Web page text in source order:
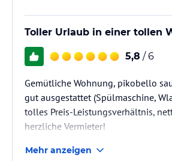
Toller Urlaub in einer tollen
5,8 / 6
Gemütliche Wohnung, pikobello
gut ausgestattet (Spülmaschine,
tolles Preis-Leistungsverhältnis,
herzliche Vermieter!
Mehr anzeigen